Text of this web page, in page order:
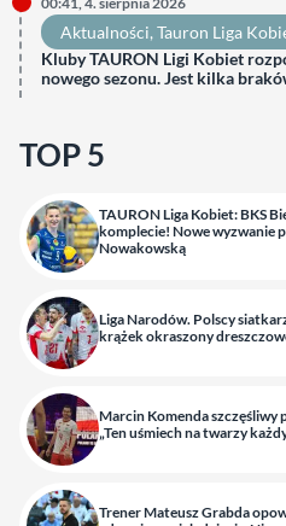
Aktualności, Tauron Liga
Kluby TAURON Ligi Kobiet
nowego sezonu. Jest kilka
TOP 5
TAURON Liga Kobiet: BKS
komplecie! Nowe wyzwanie
Nowakowską
Liga Narodów. Polscy
krążek okraszony
Marcin Komenda szczęśliwy
„Ten uśmiech na twarzy
Trener Mateusz Grabda